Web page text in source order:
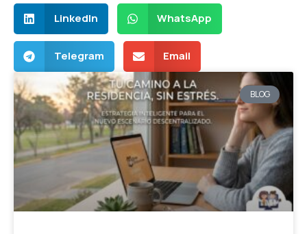
LinkedIn WhatsApp
Telegram Email
BLOG